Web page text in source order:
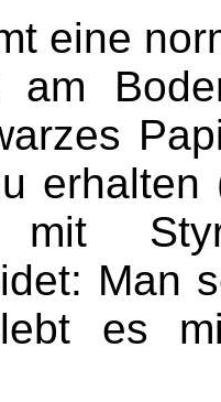
eine
am
erhalten
mit
Man
es